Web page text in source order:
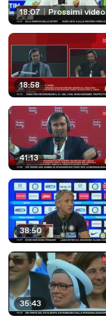
18:07 | Prossimi video
18:58
41:13
38:50
35:43